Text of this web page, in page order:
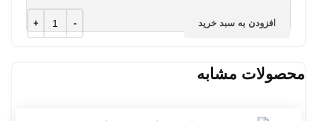
افزودن به سبد خرید
محصولات مشابه